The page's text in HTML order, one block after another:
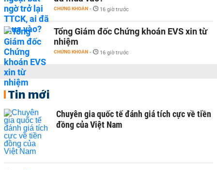
CHỨNG KHOÁN - 16 giờ trước
Tổng Giám đốc Chứng khoán EVS xin từ
nhiệm
CHỨNG KHOÁN - 16 giờ trước
Tin mới
Chuyên gia quốc tế đánh giá tích cực về tiền
đồng của Việt Nam